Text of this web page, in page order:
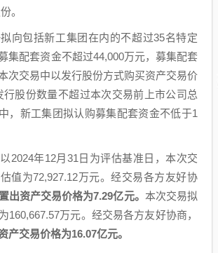
。
向包括新工集团在内的不超过35名特定
集配套资金不超过44,000万元，募集配套
次交易中以发行股份方式购买资产交易价
行股份数量不超过本次交易前上市公司总
，新工集团拟认购募集配套资金不低于1
2024年12月31日为评估基准日，本次交
值为72,927.12万元。经交易各方友好协
出资产交易价格为7.29亿元。 本次交易拟
160,667.57万元。经交易各方友好协商，
产交易价格为16.07亿元。